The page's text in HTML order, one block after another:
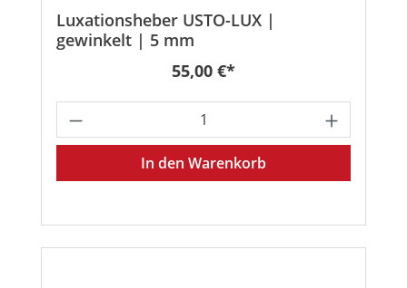
Luxationsheber USTO-LUX |
gewinkelt | 5 mm
Regulärer Preis:
55,00 €*
Produkt Anzahl: Gib den
In den Warenkorb